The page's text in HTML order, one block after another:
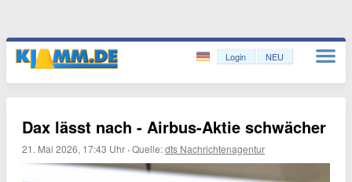
Login NEU
Dax lässt nach - Airbus-Aktie schwächer
21. Mai 2026, 17:43 Uhr ·Quelle:dts Nachrichtenagentur